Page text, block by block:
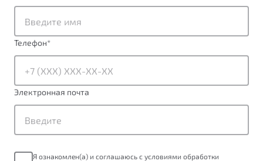
от 1 699 990 ₽*
Обзор В наличии
X70
Подробно
Автомобили в наличии
Тест-драйв
Спецпредложения
Будьте еще более уверены на дорогах с программой
Преимущества программы
Телефон*
Электронная почта
Я ознакомлен(а) и соглашаюсь с условиями обработки